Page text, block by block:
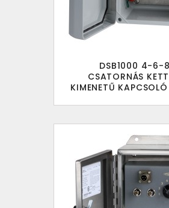
DSB1000 4-6-8
CSATORNÁS
KIMENETŰ